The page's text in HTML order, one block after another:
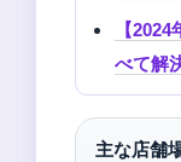
【
べて解
主な店舗